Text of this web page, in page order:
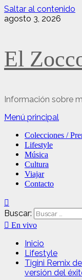
Saltar al contenido
agosto 3, 2026
El
Información sobre
Menú principal
Colecciones /
Lifestyle
Música
Cultura
Viajar
Contacto
Buscar:
En vivo
Inicio
Lifestyle
Tigini Remix
versión del